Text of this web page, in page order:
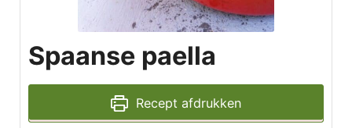
Spaanse paella
Recept afdrukken